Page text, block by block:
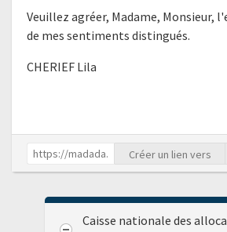
Veuillez agréer, Madame, Monsieur,
de mes sentiments distingués.
CHERIEF Lila
Créer un lien vers
Caisse nationale des